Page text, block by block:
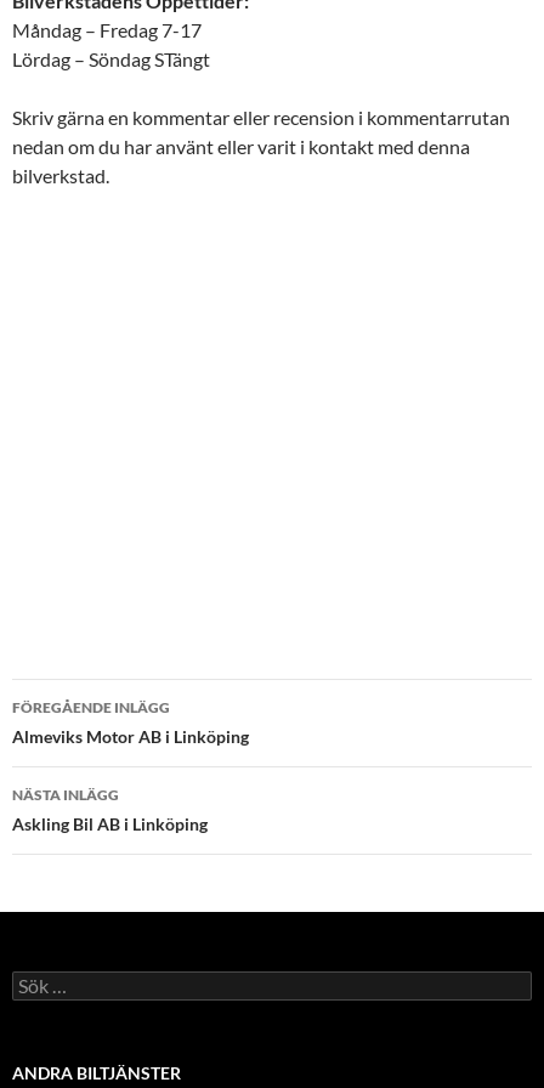
Måndag – Fredag 7-17
Lördag – Söndag STängt
Skriv gärna en kommentar eller recension i kommentarrutan
nedan om du har använt eller varit i kontakt med denna
bilverkstad.
Inläggsnavigering
FÖREGÅENDE INLÄGG
Almeviks Motor AB i Linköping
NÄSTA INLÄGG
Askling Bil AB i Linköping
Sök
efter:
ANDRA BILTJÄNSTER